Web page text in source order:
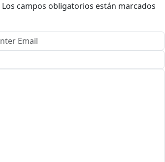
Los campos obligatorios están marcados